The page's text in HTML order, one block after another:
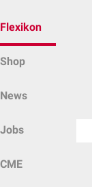
Flexikon
Shop
News
Jobs
CME